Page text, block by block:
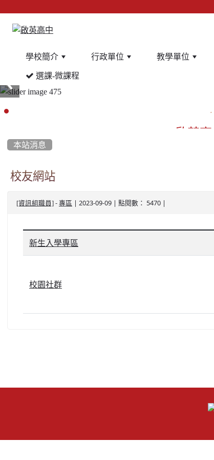
學校簡介 行政單位 教學單位
選課-微課程
啟英
本站消息
校友網站
​[資訊組職員] - 專區 | 2023-09-09 | 點閱數： 5470 |
新生入學專區
校園社群